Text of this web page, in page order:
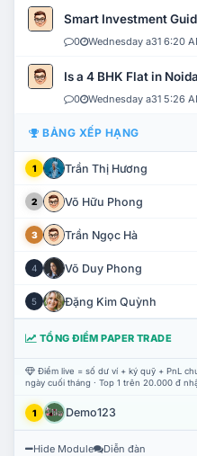
Smart Investment
0 Wednesday a31 6:20
Is a 4 BHK Flat in
0 Wednesday a31 5:26
BẢNG XẾP HẠNG
1 Trần Thị Hương
2 Võ Hữu Phong
3 Trần Ngọc Hà
4 Võ Duy Phong
5 Đặng Kim Quỳnh
TỔNG ĐIỂM PAPER TRADE
Điểm live = số dư ví + ký quỹ + PnL
ngày cuối tháng · Top 1 trên 20.000 đ
1 Demo123
Hide Module Diễn đàn